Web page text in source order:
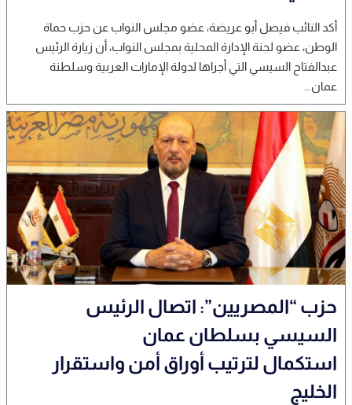
أكد النائب فيصل أبو عريضة، عضو مجلس النواب عن حزب حماة
الوطن، عضو لجنة الإدارة المحلية بمجلس النواب، أن زيارة الرئيس
عبدالفتاح السيسي التي أجراها لدولة الإمارات العربية وسلطنة
عمان...
حزب “المصريين”: اتصال الرئيس
السيسي بسلطان عمان
استكمال لترتيب أوراق أمن واستقرار
الخليج